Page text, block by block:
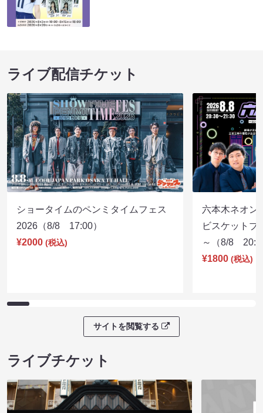
ライブ配信チケット
ショータイムのペンミタイムフェス
2026（8/8 17:00）
¥2000 (税込)
六本木ネオン
ビスケットブ
～（8/8
¥1800 (税込)
サイトを閲覧する
ライブチケット